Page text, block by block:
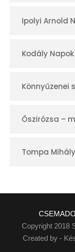
Ipolyi Arnold
Kodály Napok
Könnyűzenei
Őszirózsa –
Tompa
Copyright 2018
Created by -